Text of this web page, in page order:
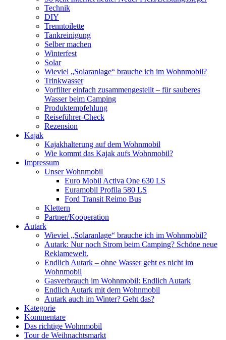
Technik
DIY
Trenntoilette
Tankreinigung
Selber machen
Winterfest
Solar
Wieviel „Solaranlage“ brauche ich im Wohnmobil?
Trinkwasser
Vorfilter einfach zusammengestellt – für sauberes
Wasser beim Camping
Produktempfehlung
Reiseführer-Check
Rezension
Kajak
Kajakhalterung auf dem Wohnmobil
Wie kommt das Kajak aufs Wohnmobil?
Impressum
Unser Wohnmobil
Euro Mobil Activa One 630 LS
Euramobil Profila 580 LS
Ford Transit Reimo Bus
Klettern
Partner/Kooperation
Autark
Wieviel „Solaranlage“ brauche ich im Wohnmobil?
Autark: Nur noch Strom beim Camping? Schöne neue
Reklamewelt.
Endlich Autark – ohne Wasser geht es nicht im
Wohnmobil
Gasverbrauch im Wohnmobil: Endlich Autark
Endlich Autark mit dem Wohnmobil
Autark auch im Winter? Geht das?
Kategorie
Kommentare
Das richtige Wohnmobil
Tour de Weihnachtsmarkt